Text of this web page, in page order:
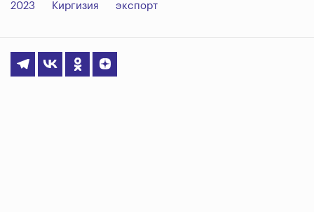
2023 Киргизия экспорт